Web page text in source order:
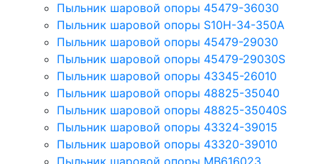
Пыльник шаровой опоры 45479-36030
Пыльник шаровой опоры S10H-34-350A
Пыльник шаровой опоры 45479-29030
Пыльник шаровой опоры 45479-29030S
Пыльник шаровой опоры 43345-26010
Пыльник шаровой опоры 48825-35040
Пыльник шаровой опоры 48825-35040S
Пыльник шаровой опоры 43324-39015
Пыльник шаровой опоры 43320-39010
Пыльник шаровой опоры MB616023